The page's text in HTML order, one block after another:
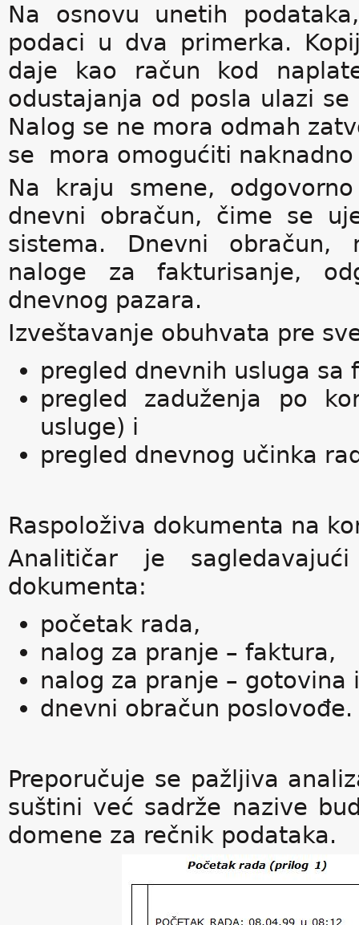
Na osnovu unetih
podaci u dva primerka.
daje kao račun kod
odustajanja od posla ulazi
Nalog se ne mora odmah
se mora omogućiti
Na kraju smene,
dnevni obračun, čime se
sistema. Dnevni obračun,
naloge za fakturisanje,
dnevnog pazara.
Izveštavanje obuhvata pre
pregled dnevnih usluga
pregled zaduženja po
usluge) i
pregled dnevnog učinka
Raspoloživa dokumenta na
Analitičar je
dokumenta:
početak rada,
nalog za pranje – faktura,
nalog za pranje – gotovina i
dnevni obračun poslovođe.
Preporučuje se pažljiva
suštini već sadrže nazive
domene za rečnik podataka.